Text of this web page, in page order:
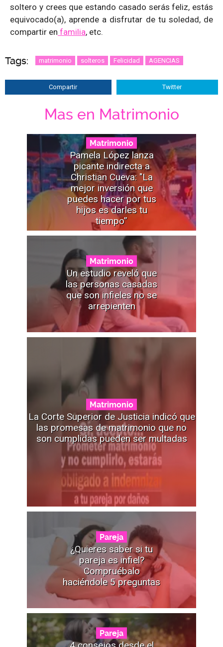
soltero y crees que estando casado serás feliz, estás
equivocado(a), aprende a disfrutar de tu soledad, de
compartir en familia, etc.
Tags: matrimonio solteros Felicidad AGENCIAS
Compartir Twitter
Mas en Matrimonio
Matrimonio
Pamela López lanza
picante indirecta a
Christian Cueva: "La
mejor inversión que
puedes hacer por tus
hijos es darles tu
tiempo”
Matrimonio
Un estudio reveló que
las personas casadas
que son infieles no se
arrepienten
Matrimonio
La Corte Superior de Justicia indicó que
las promesas de matrimonio que no
son cumplidas pueden ser multadas
Pareja
¿Quieres saber si tu
pareja es infiel?
Compruébalo
haciéndole 5 preguntas
Pareja